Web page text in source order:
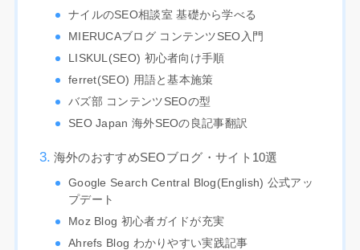
ナイルのSEO相談室 基礎から学べる
MIERUCAブログ コンテンツSEO入門
LISKUL(SEO) 初心者向け手順
ferret(SEO) 用語と基本施策
バズ部 コンテンツSEOの型
SEO Japan 海外SEOの良記事翻訳
海外のおすすめSEOブログ・サイト10選
Google Search Central Blog(English) 公式アッ
プデート
Moz Blog 初心者ガイドが充実
Ahrefs Blog わかりやすい実践記事